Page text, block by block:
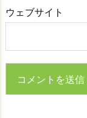
ウェブサイト